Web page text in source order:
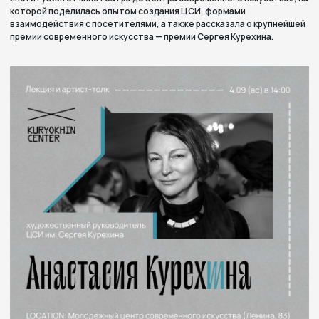
которой поделилась опытом создания ЦСИ, формами
взаимодействия с посетителями, а также рассказала о крупнейшей
премии современного искусства — премии Сергея Курехина.